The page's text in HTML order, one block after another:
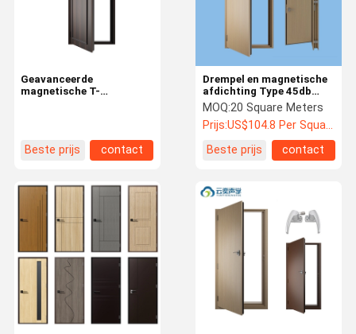
Producten Over Ons
Fabriekstoch
Drempel en magnetische
afdichting Type 45db
geluidsdichte deuren voor
geluidsdichte binnendeur
MOQ:20 Square Meters
Prijs:US$104.8 Per Square Meter
Beste prijs
contact
Geavanceerde
magnetische T-
Beste prijs contact